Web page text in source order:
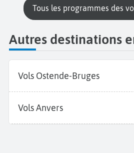
Tous les programmes des
Autres destinations
Vols Ostende-Bruges
Vols Anvers